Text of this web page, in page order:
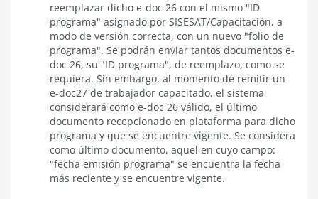
reemplazar dicho e-doc 26 con el mismo "ID
programa" asignado por SISESAT/Capacitación, a
modo de versión correcta, con un nuevo "folio de
programa". Se podrán enviar tantos documentos e-
doc 26, su "ID programa", de reemplazo, como se
requiera. Sin embargo, al momento de remitir un
e-doc27 de trabajador capacitado, el sistema
considerará como e-doc 26 válido, el último
documento recepcionado en plataforma para dicho
programa y que se encuentre vigente. Se considera
como último documento, aquel en cuyo campo:
"fecha emisión programa" se encuentra la fecha
más reciente y se encuentre vigente.